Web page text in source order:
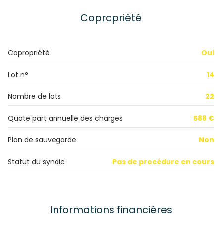
Copropriété
Copropriété Oui
Lot n° 14
Nombre de lots 22
Quote part annuelle des charges 588 €
Plan de sauvegarde Non
Statut du syndic Pas de procédure en cours
Informations financières